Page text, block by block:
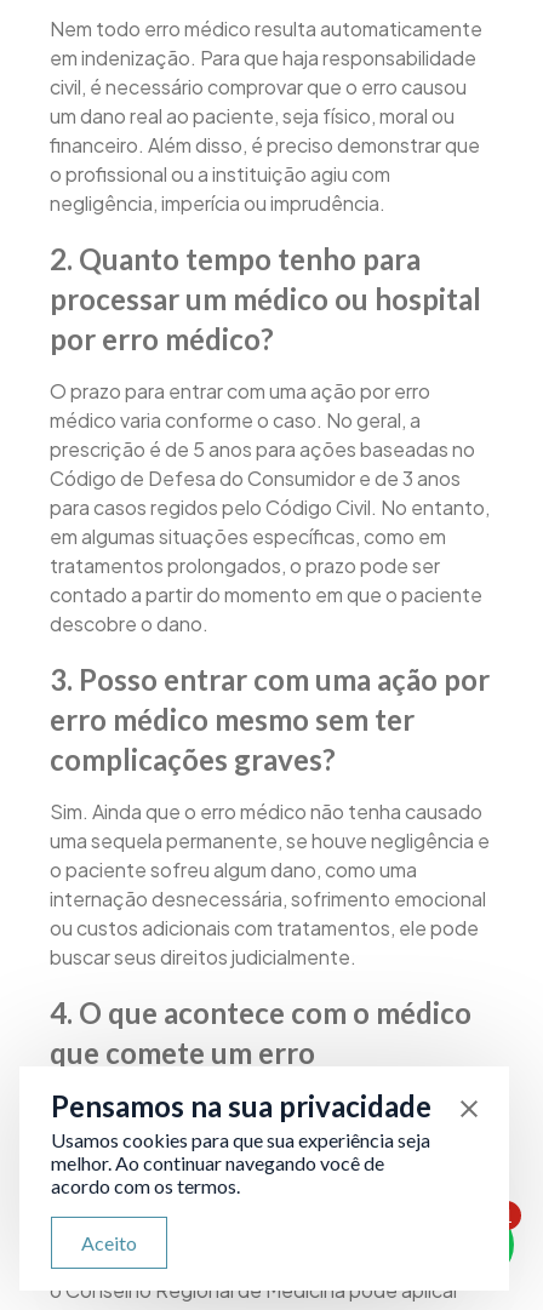
Nem todo erro médico resulta automaticamente
em indenização. Para que haja responsabilidade
civil, é necessário comprovar que o erro causou
um dano real ao paciente, seja físico, moral ou
financeiro. Além disso, é preciso demonstrar que
o profissional ou a instituição agiu com
negligência, imperícia ou imprudência.
2. Quanto tempo tenho para
processar um médico ou hospital
por erro médico?
O prazo para entrar com uma ação por erro
médico varia conforme o caso. No geral, a
prescrição é de 5 anos para ações baseadas no
Código de Defesa do Consumidor e de 3 anos
para casos regidos pelo Código Civil. No entanto,
em algumas situações específicas, como em
tratamentos prolongados, o prazo pode ser
contado a partir do momento em que o paciente
descobre o dano.
3. Posso entrar com uma ação por
erro médico mesmo sem ter
complicações graves?
Sim. Ainda que o erro médico não tenha causado
uma sequela permanente, se houve negligência e
o paciente sofreu algum dano, como uma
internação desnecessária, sofrimento emocional
ou custos adicionais com tratamentos, ele pode
buscar seus direitos judicialmente.
4. O que acontece com o médico
que comete um erro
comprovado?
A depender da gravidade do caso, o médico pode
sofrer sanções civis, penais e éticas. No âmbito
civil, pode ser condenado a indenizar o paciente.
No penal, pode responder por crimes como lesão
o Conselho Regional de Medicina pode aplicar
1
Pensamos na sua privacidade
Usamos cookies para que sua experiência seja
melhor. Ao continuar navegando você de
acordo com os termos.
Aceito